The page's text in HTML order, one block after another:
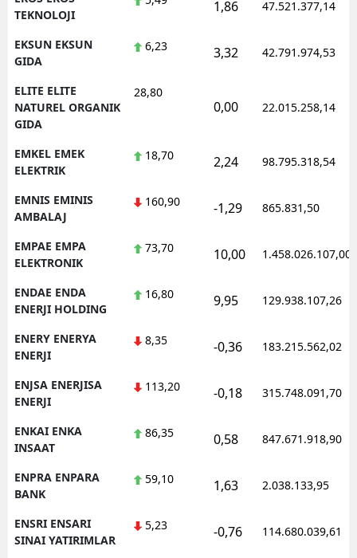
TEKNOLOJI
1,86 47.521.377,14
EKSUN EKSUN
GIDA
6,23 3,32 42.791.974,53
ELITE ELITE
NATUREL ORGANIK
GIDA
28,80
0,00 22.015.258,14
EMKEL EMEK
ELEKTRIK
18,70 2,24 98.795.318,54
EMNIS EMINIS
AMBALAJ
160,90 -1,29 865.831,50
EMPAE EMPA
ELEKTRONIK
73,70 10,00 1.458.026.107,00
ENDAE ENDA
ENERJI HOLDING
16,80 9,95 129.938.107,26
ENERY ENERYA
ENERJI
8,35 -0,36 183.215.562,02
ENJSA ENERJISA
ENERJI
113,20 -0,18 315.748.091,70
ENKAI ENKA
INSAAT
86,35 0,58 847.671.918,90
ENPRA ENPARA
BANK
59,10 1,63 2.038.133,95
ENSRI ENSARI
SINAI YATIRIMLAR
5,23 -0,76 114.680.039,61